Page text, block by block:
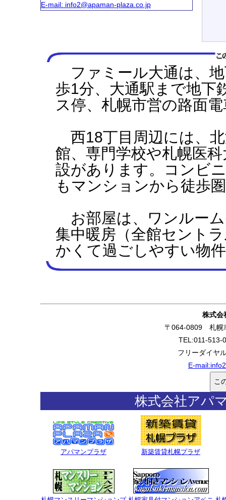
E-mail: info2@apaman-plaza.co.jp
ファミール大通は、
歩1分、大通駅まで地下
ス停、札幌市営の路面
西18丁目周辺には、
館、専門学校や札幌医
設があります。コンビ
もマンションから徒歩
お部屋は、ワンルー
集中暖房（全館セント
かくて過ごしやすい物
株式会
〒064-0809 札幌
TEL:011-
フリーダイヤ
E-mail:
株式会社アパ
アパマンプラザ 新築賃貸札幌プラザ